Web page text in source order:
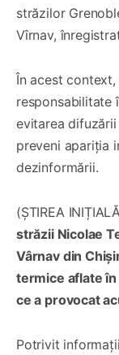
străzilor
Vîrnav,
În acest
responsabilitate
evitarea
preveni apariția
dezinformării.
(ȘTIREA
străzii Nicolae
Vârnav din
termice aflate
ce a provocat
Potrivit